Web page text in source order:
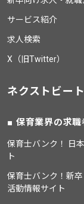
サービス紹介
求人検索
X（旧Twitter）
ネクストビー
保育業界の求
保育士バンク！ 日
ト
保育士バンク！新
活動情報サイト